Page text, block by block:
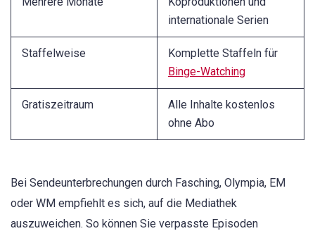
internationale Serien
Staffelweise
Komplette Staffeln für
Binge-Watching
Gratiszeitraum
Alle Inhalte kostenlos
ohne Abo
Bei Sendeunterbrechungen durch Fasching, Olympia, EM
oder WM empfiehlt es sich, auf die Mediathek
auszuweichen. So können Sie verpasste Episoden